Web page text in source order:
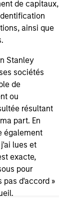
de capitaux,
ainsi que
Stanley
sociétés
de
ou
résultant
part. En
également
lues et
exacte,
pour
pas d'accord »
herein does
as an
to sell or a
in any
the
jurisdiction.
of principal.
important
risk